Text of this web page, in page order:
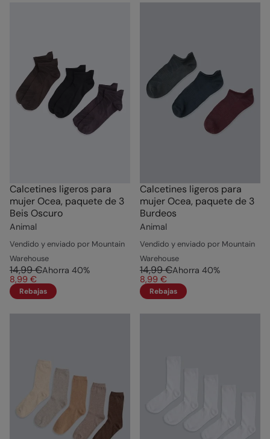
Calcetines ligeros para
mujer Ocea, paquete de 3
Beis Oscuro
Animal
Vendido y enviado por Mountain
Warehouse
14,99 €Ahorra 40%
8,99 €
Rebajas
Calcetines ligeros para
mujer Ocea, paquete de 3
Burdeos
Animal
Vendido y enviado por Mountain
Warehouse
14,99 €Ahorra 40%
8,99 €
Rebajas